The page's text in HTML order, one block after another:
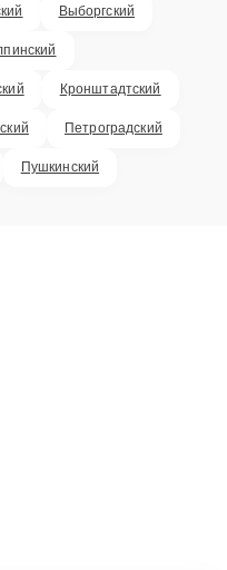
Выборгский
Кронштадтский
Петроградский
Пушкинский